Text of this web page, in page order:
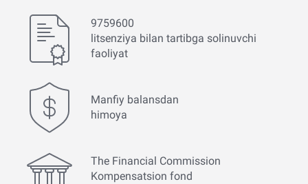
9759600
litsenziya bilan tartibga solinuvchi
faoliyat
Manfiy balansdan
himoya
The Financial Commission
Kompensatsion fond